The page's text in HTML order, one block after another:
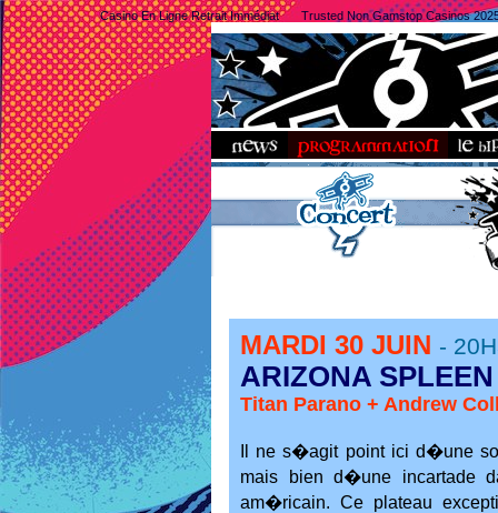
Casino En Ligne Retrait Immédiat Trusted Non Gamstop Casinos
MARDI 30 JUIN -
ARIZONA SPLEEN
Titan Parano + Andrew
Il ne s�agit point ici d�une
mais bien d�une incartade
am�ricain. Ce plateau